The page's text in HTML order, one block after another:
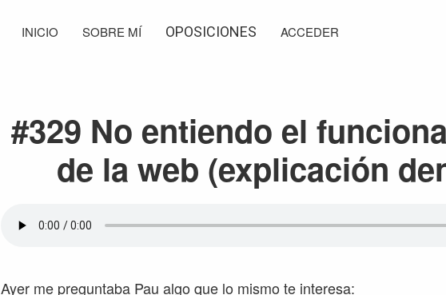
INICIO SOBRE MÍ OPOSICIONES ACCEDER
#329 No entiendo el
de la web (explicación
Ayer me preguntaba Pau algo que lo mismo te interesa: